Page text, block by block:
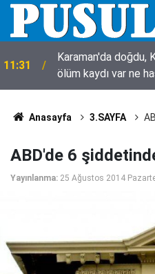
11:31
Karaman'da doğdu,
ölüm kaydı var ne
Anasayfa 3.SAYFA
ABD'de 6
Yayınlanma: 25 Ağustos 2014